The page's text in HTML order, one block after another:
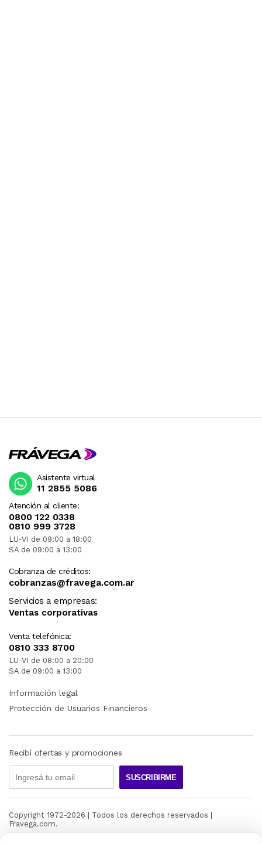
Atención al cliente:
0800 122 0338
0810 999 3728
LU-VI de 09:00 a 18:00
SA de 09:00 a 13:00
Cobranza de créditos:
cobranzas@fravega.com.ar
Servicios a empresas:
Ventas corporativas
Venta telefónica:
0810 333 8700
LU-VI de 08:00 a 20:00
SA de 09:00 a 13:00
Asistente virtual
11 2855 5086
Información legal
Protección de Usuarios Financieros
Recibí ofertas y promociones
SUSCRIBIRME
Copyright 1972-2026 | Todos los derechos reservados |
Fravega.com.